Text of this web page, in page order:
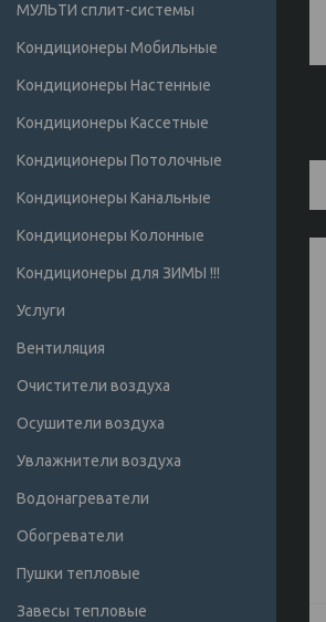
МУЛЬТИ сплит-системы
Кондиционеры Мобильные
Кондиционеры Настенные
Кондиционеры Кассетные
Кондиционеры Потолочные
Кондиционеры Канальные
Кондиционеры Колонные
Кондиционеры для ЗИМЫ !!!
Услуги
Вентиляция
Очистители воздуха
Осушители воздуха
Увлажнители воздуха
Водонагреватели
Обогреватели
Пушки тепловые
Завесы тепловые